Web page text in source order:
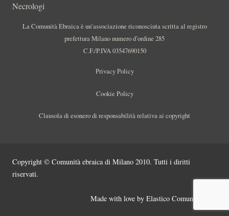
Necrologi
La Comunità Ebraica è un’associazione riconosciuta scritta al registro
prefettura Milano numero d’ordine 285
C.F./P.IVA 03547690150
Privacy Policy
Cookie Policy
Clausola di esonero di responsabilità relativa ai copyright
Copyright © Comunità ebraica di Milano 2010. Tutti i diritti
riservati.
Made with love by Elastico Comunicazione